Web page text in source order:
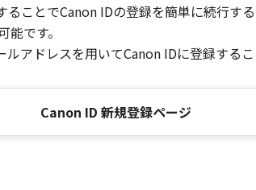
ことでCanon IDの登録を簡単に続行する
です。
アドレスを用いてCanon IDに登録するこ
Canon ID 新規登録ページ